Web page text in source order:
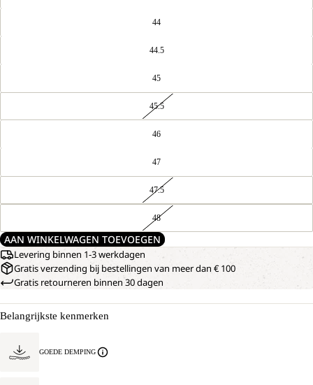
AFBEELDING
44
44.5
45
45.5
46
47
47.5
48
AAN WINKELWAGEN TOEVOEGEN
Levering binnen 1-3 werkdagen
Gratis verzending bij bestellingen van meer dan € 100
Gratis retourneren binnen 30 dagen
Belangrijkste kenmerken
GOEDE DEMPING